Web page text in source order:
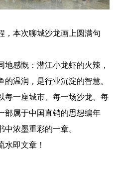
本次聊城沙龙画上圆满句
感慨：潜江小龙虾的火辣，
温润，是行业沉淀的智慧。
一座城市、每一场沙龙、每
部属于中国直销的思想编年
浓墨重彩的一章。
即文章！